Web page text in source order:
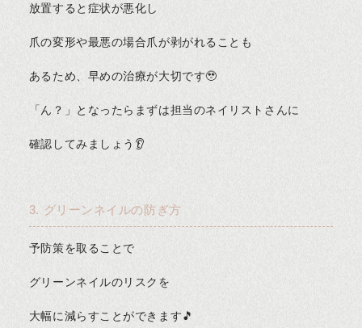
放置すると症状が悪化し
爪の変形や最悪の場合爪が剥がれることも
あるため、早めの治療が大切です🥹
「ん？」となったらまずは担当のネイリストさんに
確認してみましょう👂
3. グリーンネイルの防ぎ方
予防策を取ることで
グリーンネイルのリスクを
大幅に減らすことができます🎵